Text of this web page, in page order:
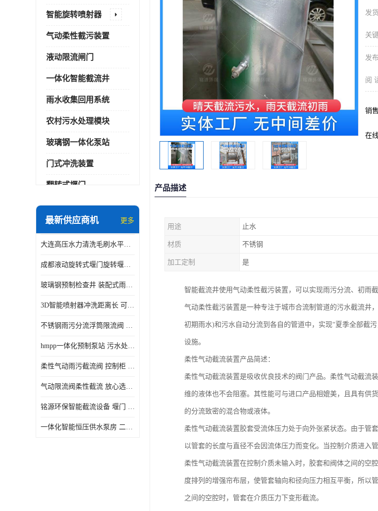
智能旋转喷射器
气动柔性截污装置
液动限流闸门
一体化智能截流井
雨水收集回用系统
农村污水处理模块
玻璃钢一体化泵站
门式冲洗装置
翻转式堰门
智能一体化雨水泵站
智能一体化供水泵房
智能一体化净水设备
最新供应商机 更多
大连高压水力清洗毛刷水平自清洁滚刷 水力自动冲洗系统 水力清洗
成都液动旋转式堰门旋转堰门 自动控制 SUS304
玻璃钢预制检查井 装配式雨水污水井 初期弃流井 源头厂家
3D智能喷射器冲洗距离长 可270度旋转 高强度水压远距离喷洗
不锈钢雨污分流浮筒限流阀 DN150-DN1000 品质可信
hmpp一体化预制泵站 污水处理系统 乡镇学校市政排水 厂家供应
柔性气动雨污截流阀 控制柜 远程控制安全性高检修方便
气动限流阀柔性截流 放心选购 控源截污铭源环保
铭源环保智能截流设备 堰门 铸铁调节闸门作用 源头商家 可定制
一体化智能恒压供水泵房 二次加压供水设备户外智慧泵房
发
关
发
阅
销
在
产品描述
用途 止水
材质 不锈钢
加工定制 是
智能截流井使用气动柔性截污装置，可以实现雨污分流、初雨截
气动柔性截污装置是一种专注于城市合流制管道的污水截流井
初期雨水)和污水自动分流到各自的管道中，实现“夏季全部截
设施。
柔性气动截流装置产品简述：
柔性气动截流装置是吸收优良技术的阀门产品。柔性气动截流
维的液体也不会阻塞。其性能可与进口产品相媲美，且具有供
的分流致密的混合物或液体。
柔性气动截流装置胶套受流体压力处于向外张紧状态。由于管
以管套的长度与直径不会因流体压力而变化。当控制介质进入
柔性气动截流装置在控制介质未输入时，胶套和阀体之间的空
度排列的增强帘布层，使管套轴向和径向压力相互平衡，所以
之间的空腔时，管套在介质压力下变形截流。